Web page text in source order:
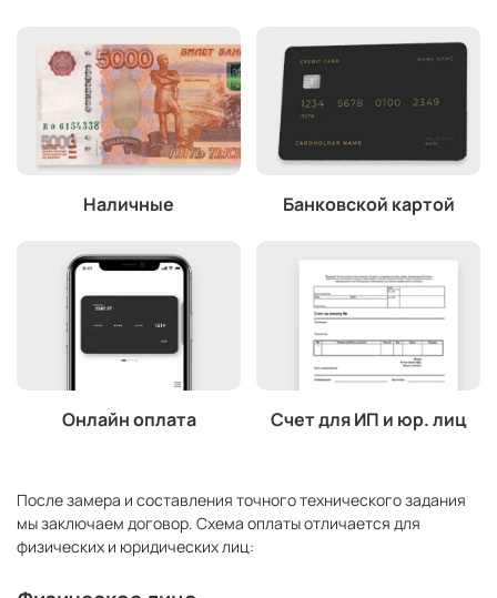
Наличные Банковской картой
Онлайн оплата Счет для ИП и юр. лиц
После замера и составления точного технического задания
мы заключаем договор. Схема оплаты отличается для
физических и юридических лиц: